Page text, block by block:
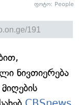
ფოტო: People
ნივთიერება